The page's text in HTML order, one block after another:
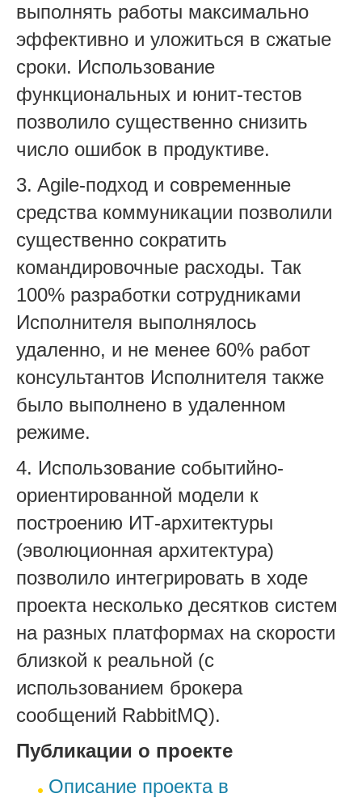
выполнять работы максимально
эффективно и уложиться в сжатые
сроки. Использование
функциональных и юнит-тестов
позволило существенно снизить
число ошибок в продуктиве.
3. Agile-подход и современные
средства коммуникации позволили
существенно сократить
командировочные расходы. Так
100% разработки сотрудниками
Исполнителя выполнялось
удаленно, и не менее 60% работ
консультантов Исполнителя также
было выполнено в удаленном
режиме.
4. Использование событийно-
ориентированной модели к
построению ИТ-архитектуры
(эволюционная архитектура)
позволило интегрировать в ходе
проекта несколько десятков систем
на разных платформах на скорости
близкой к реальной (с
использованием брокера
сообщений RabbitMQ).
Публикации о проекте
Описание проекта в